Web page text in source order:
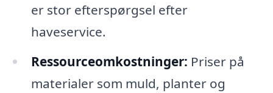
er stor efterspørgsel efter
haveservice.
Ressourceomkostninger: Priser på
materialer som muld, planter og